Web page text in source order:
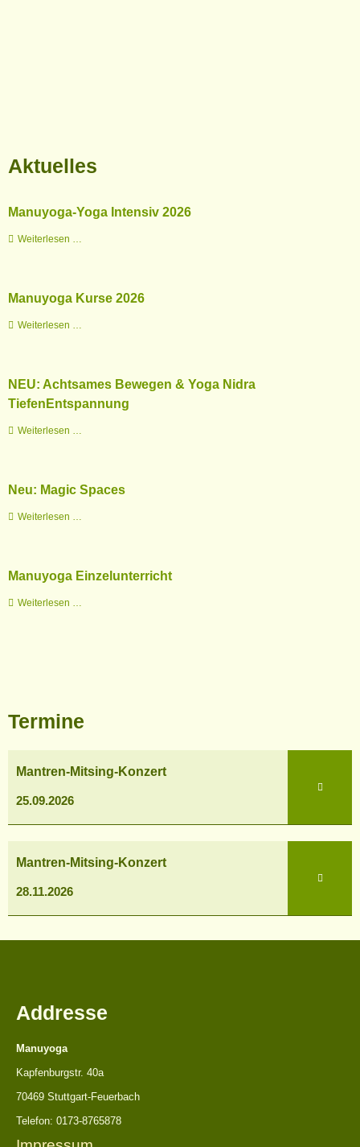
Aktuelles
Manuyoga-Yoga Intensiv 2026
Weiterlesen …
Manuyoga Kurse 2026
Weiterlesen …
NEU: Achtsames Bewegen & Yoga Nidra
TiefenEntspannung
Weiterlesen …
Yoga
TiefenEntspannung
Neu: Magic Spaces
Weiterlesen …
Manuyoga Einzelunterricht
Weiterlesen …
Termine
Mantren-Mitsing-Konzert
25.09.2026
Konzert
Mantren-Mitsing-Konzert
28.11.2026
Konzert
Addresse
Manuyoga
Kapfenburgstr. 40a
70469 Stuttgart-Feuerbach
Telefon: 0173-8765878